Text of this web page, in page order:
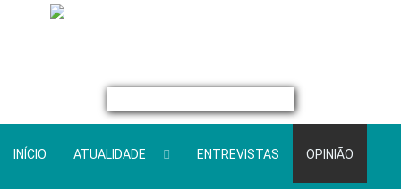
INÍCIO ATUALIDADE ENTREVISTAS OPINIÃO